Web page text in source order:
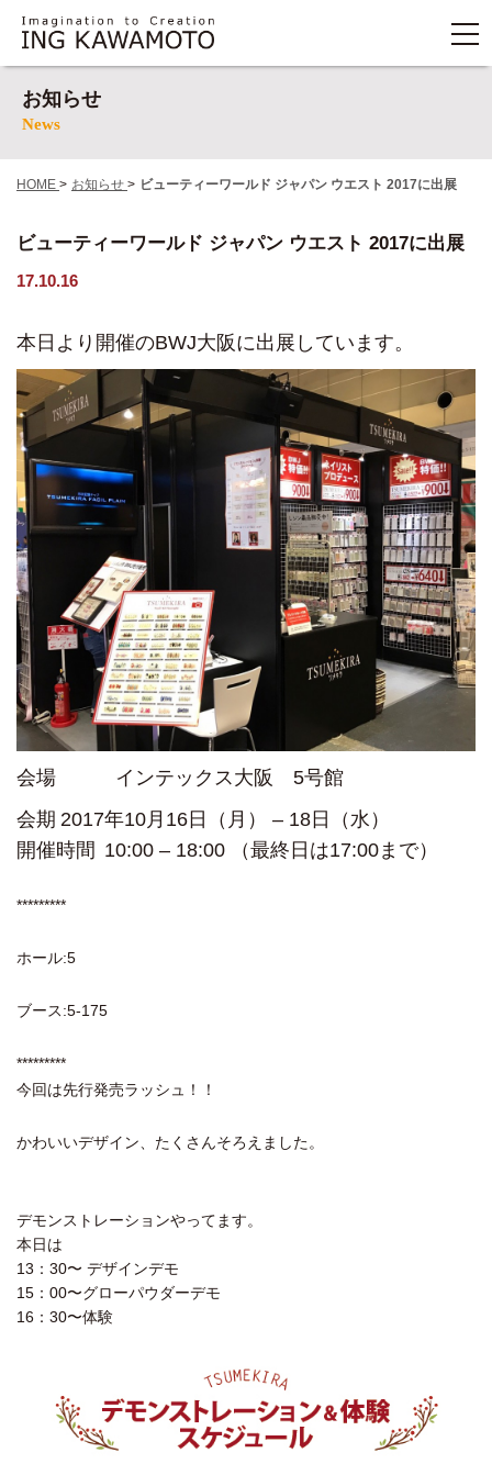
お知らせ
News
HOME > お知らせ > ビューティーワールド ジャパン ウエスト 2017に出展
ビューティーワールド ジャパン ウエスト 2017に出展
17.10.16
本日より開催のBWJ大阪に出展しています。
会場 インテックス大阪 5号館
会期 2017年10月16日（月） – 18日（水）
開催時間 10:00 – 18:00 （最終日は17:00まで）
*********
ホール:5
ブース:5-175
*********
今回は先行発売ラッシュ！！
かわいいデザイン、たくさんそろえました。
デモンストレーションやってます。
本日は
13：30〜 デザインデモ
15：00〜グローパウダーデモ
16：30〜体験